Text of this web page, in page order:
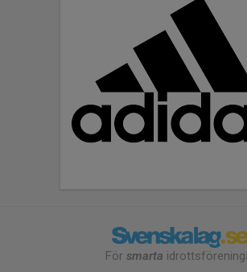
För smarta